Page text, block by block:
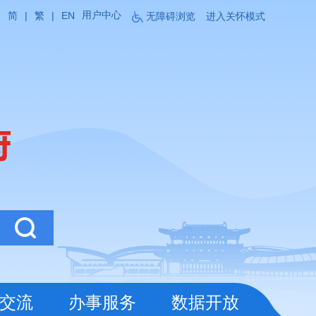
简 | 繁 | EN 用户中心 无障碍浏览 进入关怀模式
流 办事服务 数据开放